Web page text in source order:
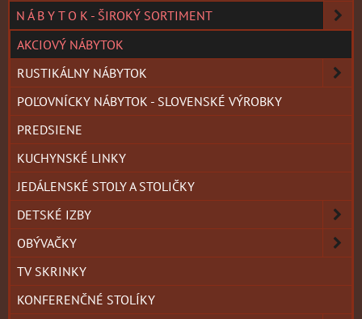
N Á B Y T O K - ŠIROKÝ SORTIMENT
AKCIOVÝ NÁBYTOK
RUSTIKÁLNY NÁBYTOK
POĽOVNÍCKY NÁBYTOK - SLOVENSKÉ VÝROBKY
PREDSIENE
KUCHYNSKÉ LINKY
JEDÁLENSKÉ STOLY A STOLIČKY
DETSKÉ IZBY
OBÝVAČKY
TV SKRINKY
KONFERENČNÉ STOLÍKY